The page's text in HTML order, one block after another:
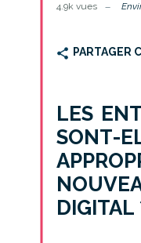
4.9k vues
PARTAGER
LES
SONT-
DIGITAL